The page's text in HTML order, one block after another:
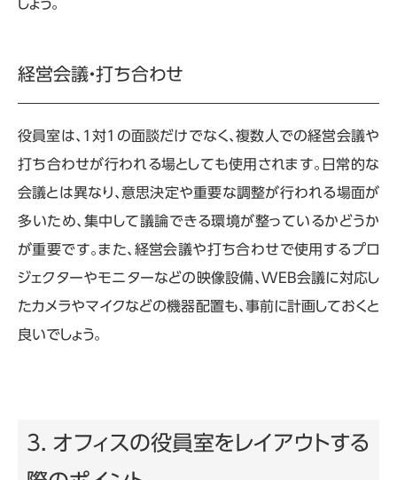
しょう。
経営会議・打ち合わせ
役員室は、 1 対1 の面談だけでなく、複数人での経営会議や
打ち合わせが行われる場としても使用されます。日常的な
会議とは異なり、意思決定や重要な調整が行われる場面が
多いため、集中して議論できる環境が整っているかどうか
が重要です。また、経営会議や打ち合わせで使用するプロ
ジェクターやモニターなどの映像設備、WEB会議に対応し
たカメラやマイクなどの機器配置も、事前に計画しておくと
良いでしょう。
3. オフィスの役員室をレイアウトする